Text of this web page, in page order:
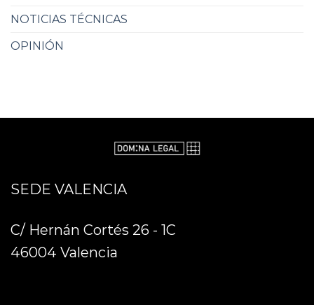
NOTICIAS TÉCNICAS
OPINIÓN
SEDE VALENCIA
C/ Hernán Cortés 26 - 1C
46004 Valencia